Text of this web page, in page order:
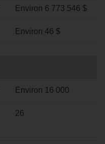
Environ 6 773 546 $
Environ 46 $
Environ 16 000
26